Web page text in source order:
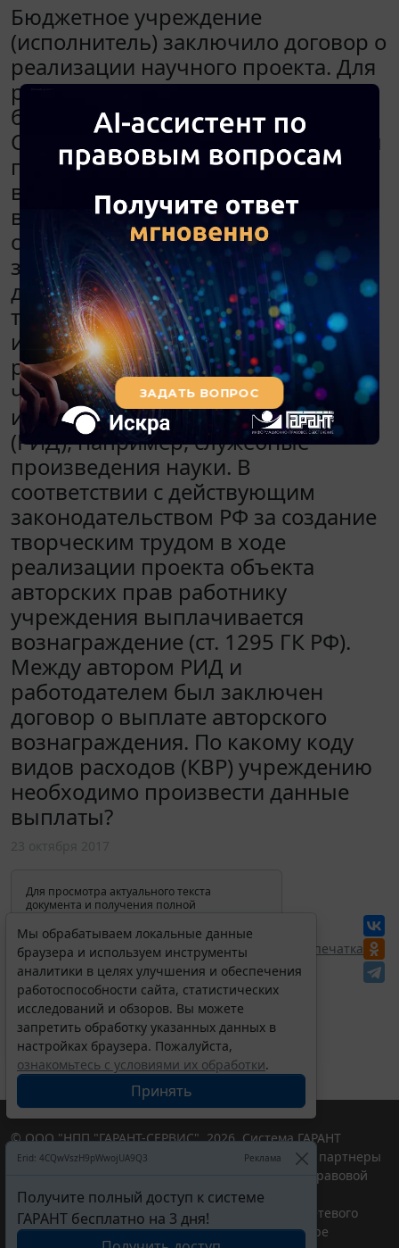
Бюджетное учреждение
(исполнитель) заключило договор о
реализации научного проекта. Для
реализации проекта в учреждении
была создана лаборатория.
Сотрудники, выполняющие работы
по проекту, состоят с учреждением
в трудовых отношениях. В связи с
выполнением своих трудовых
обязанностей или конкретного
задания работодателя работники
данной лаборатории принимали
творческое участие в
исследованиях, связанных с
реализацией проекта, в результате
чего были получены результаты
интеллектуальной деятельности
(РИД), например, служебные
произведения науки. В
соответствии с действующим
законодательством РФ за создание
творческим трудом в ходе
реализации проекта объекта
авторских прав работнику
учреждения выплачивается
вознаграждение (ст. 1295 ГК РФ).
Между автором РИД и
работодателем был заключен
договор о выплате авторского
вознаграждения. По какому коду
видов расходов (КВР) учреждению
необходимо произвести данные
выплаты?
Для просмотра актуального текста
документа и получения полной
изменениях и порядке применения
документа, воспользуйтесь поиском в
Интернет-версии системы ГАРАНТ:
Перепечатка
Мы обрабатываем локальные данные
браузера и используем инструменты
аналитики в целях улучшения и обеспечения
работоспособности сайта, статистических
исследований и обзоров. Вы можете
запретить обработку указанных данных в
настройках браузера. Пожалуйста,
ознакомьтесь с условиями их обработки.
Принять
Erid: 4CQwVszH9pWwojUA9Q3 Реклама
Получите полный доступ к системе
ГАРАНТ бесплатно на 3 дня!
© ООО "НПП "ГАРАНТ-СЕРВИС", 2026. Система ГАРАНТ
выпускается с 1990 года. Компания "Гарант" и ее партнеры
являются участниками Российской ассоциации правовой
информации ГАРАНТ.
Портал ГАРАНТ.РУ зарегистрирован в качестве сетевого
издания Федеральной службой по надзору в сфере